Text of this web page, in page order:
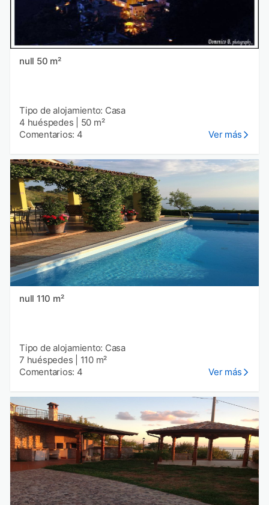
null 50 m²
Tipo de alojamiento: Casa
4 huéspedes
50 m²
Comentarios: 4
Ver más
null 110 m²
Tipo de alojamiento: Casa
7 huéspedes
110 m²
Comentarios: 4
Ver más